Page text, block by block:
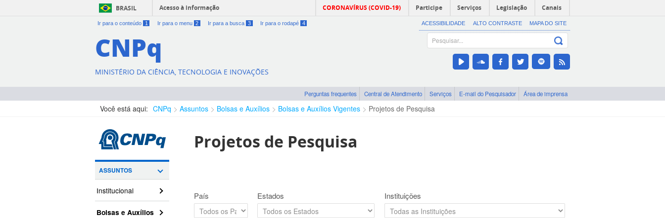
BRASIL Acesso à informação CORONAVÍRUS (COVID-19) Participe Serviços Legislação Canais
Ir para o conteúdo 1 Ir para o menu 2 Ir para a busca 3 Ir para o rodapé 4 ACESSIBILIDADE ALTO CONTRASTE MAPA DO SITE
CNPq
MINISTÉRIO DA CIÊNCIA, TECNOLOGIA E INOVAÇÕES
Perguntas frequentes Central de Atendimento Serviços E-mail do Pesquisador Área de imprensa
Você está aqui: CNPq Assuntos Bolsas e Auxílios Bolsas e Auxílios Vigentes Projetos de Pesquisa
ASSUNTOS
Institucional
Bolsas e Auxílios
Projetos de Pesquisa
País Estados Instituições